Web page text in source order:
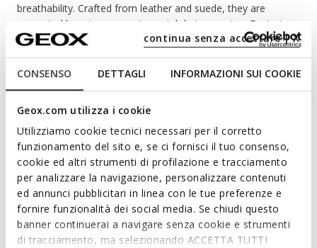
CONSENSO DETTAGLI INFORMAZIONI SUI COOKIE
Geox.com utilizza i cookie
Utilizziamo cookie tecnici necessari per il corretto
funzionamento del sito e, se ci fornisci il tuo consenso,
cookie ed altri strumenti di profilazione e tracciamento
per analizzare la navigazione, personalizzare contenuti
ed annunci pubblicitari in linea con le tue preferenze e
fornire funzionalità dei social media. Se chiudi questo
banner continuerai a navigare senza cookie e strumenti
di tracciamento, ma selezionando ACCETTA TUTTI
continua senza accettare | X
breathability. Crafted from leather and suede, they are
presented here in an easy-to-match beige version. Featuring
a chunky outsole, Diamanta completes everyday outfits with
an active yet feminine touch.
ITEM CODE:
D66UFA09B22C0084
Features
By purchasing this product, you are
supporting Leather Working Group certified
tanneries
Outstanding cushioning effect which offers protection
and absorbs jolts and vibrations